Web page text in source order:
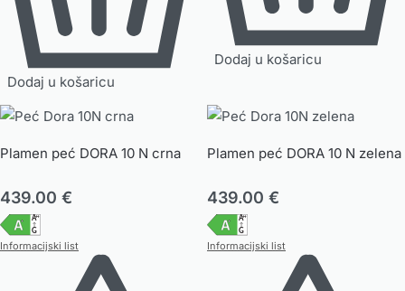
Dodaj u košaricu
Dodaj u košaricu
Plamen peć DORA 10 N crna
439.00 €
Informacijski list
Plamen peć DORA 10 N zelena
439.00 €
Informacijski list